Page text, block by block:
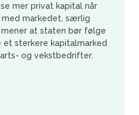
mer privat kapital når
med markedet, særlig
at staten bør følge
et sterkere kapitalmarked
og vekstbedrifter.